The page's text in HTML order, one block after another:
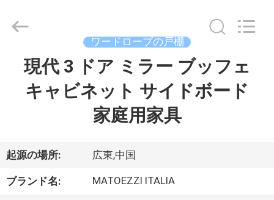
製
品
2026
Furniture
ワードローブの戸棚
現代 3 ドア ミラー ブッフェ
キャビネット サイドボード
家庭用家具
起源の場所: 広東,中国
ブランド名: MATOEZZI ITALIA